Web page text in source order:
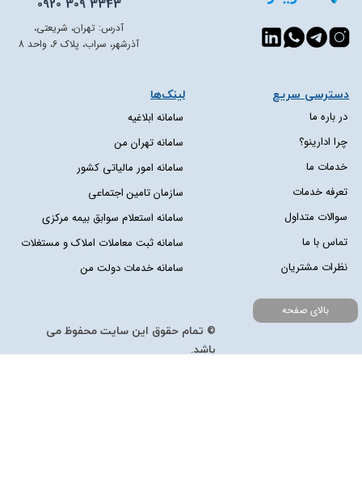
0920 309 3343
در باره ما
چرا ادارینو؟
خدمات ما
تعرفه خدمات
سوالات متداول
تماس با ما
نظرات مشتریان
دسترسی سریع​​​​​​​ لینک‌ها
سامانه ابلاغیه
سامانه تهران من
سامانه امور مالیاتی کشور
سازمان تامین اجتماعی
سامانه استعلام سوابق بیمه مرکزی
سامانه ثبت معاملات املاک و مستغلات
سامانه خدمات دولت من
© تمام حقوق این سایت محفوظ می
باشد.
بالای صفحه
آدرس: تهران، شریعتی،
آذرشهر، سراب، پلاک 6، واحد 8